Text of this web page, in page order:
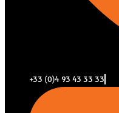
+33 (0)4 93 43 33 33